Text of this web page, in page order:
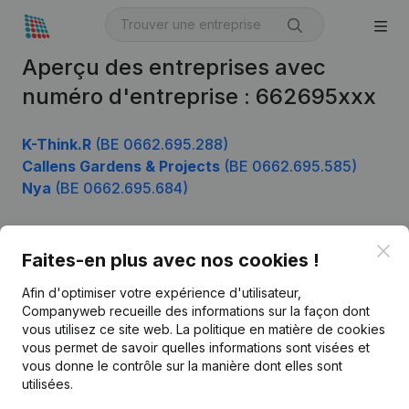
Aperçu des entreprises avec
numéro d'entreprise : 662695xxx
K-Think.R (BE 0662.695.288)
Callens Gardens & Projects (BE 0662.695.585)
Nya (BE 0662.695.684)
Faites-en plus avec nos cookies !
Afin d'optimiser votre expérience d'utilisateur,
Companyweb recueille des informations sur la façon dont
vous utilisez ce site web. La politique en matière de cookies
vous permet de savoir quelles informations sont visées et
vous donne le contrôle sur la manière dont elles sont
utilisées.
Français
Kantorenpark Everest
Produit
Informations d’entreprise
Monitoring
Recherche internationale